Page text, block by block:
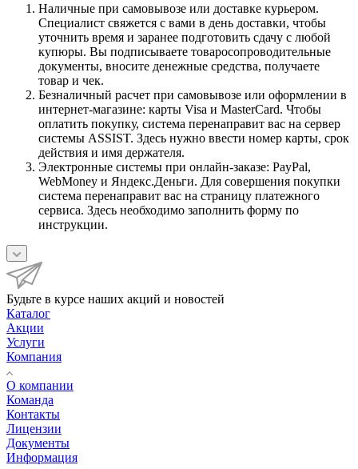
Наличные при самовывозе или доставке курьером.
Специалист свяжется с вами в день доставки, чтобы
уточнить время и заранее подготовить сдачу с любой
купюры. Вы подписываете товаросопроводительные
документы, вносите денежные средства, получаете
товар и чек.
Безналичный расчет при самовывозе или оформлении в
интернет-магазине: карты Visa и MasterCard. Чтобы
оплатить покупку, система перенаправит вас на сервер
системы ASSIST. Здесь нужно ввести номер карты, срок
действия и имя держателя.
Электронные системы при онлайн-заказе: PayPal,
WebMoney и Яндекс.Деньги. Для совершения покупки
система перенаправит вас на страницу платежного
сервиса. Здесь необходимо заполнить форму по
инструкции.
Будьте в курсе наших акций и новостей
Каталог
Акции
Услуги
Компания
О компании
Команда
Контакты
Лицензии
Документы
Информация